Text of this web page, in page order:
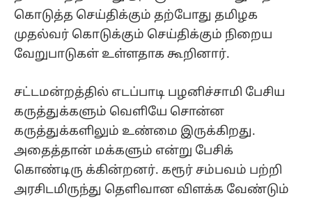
கொடுத்த செய்திக்கும் தற்போது தமிழக
முதல்வர் கொடுக்கும் செய்திக்கும் நிறைய
வேறுபாடுகள் உள்ளதாக கூறினார்.
சட்டமன்றத்தில் எடப்பாடி பழனிச்சாமி பேசிய
கருத்துக்களும் வெளியே சொன்ன
கருத்துக்களிலும் உண்மை இருக்கிறது.
அதைத்தான் மக்களும் என்று பேசிக்
கொண்டிரு க்கின்றனர். கரூர் சம்பவம் பற்றி
அரசிடமிருந்து தெளிவான விளக்க வேண்டும்